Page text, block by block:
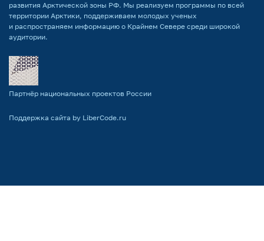
развития Арктической зоны РФ. Мы реализуем программы по всей
территории Арктики, поддерживаем молодых ученых
и распространяем информацию о Крайнем Севере среди широкой
аудитории.
Партнёр национальных проектов России
Поддержка сайта by LiberCode.ru